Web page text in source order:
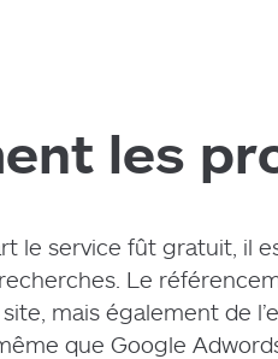
les
le service fût gratuit, il
Le
mais également de
que Google